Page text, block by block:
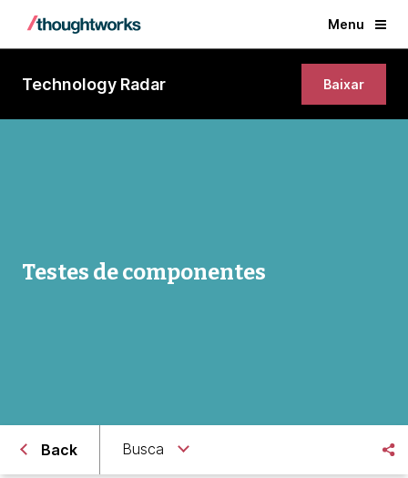
Menu
Technology Radar Baixar
Testes de componentes
Back Busca